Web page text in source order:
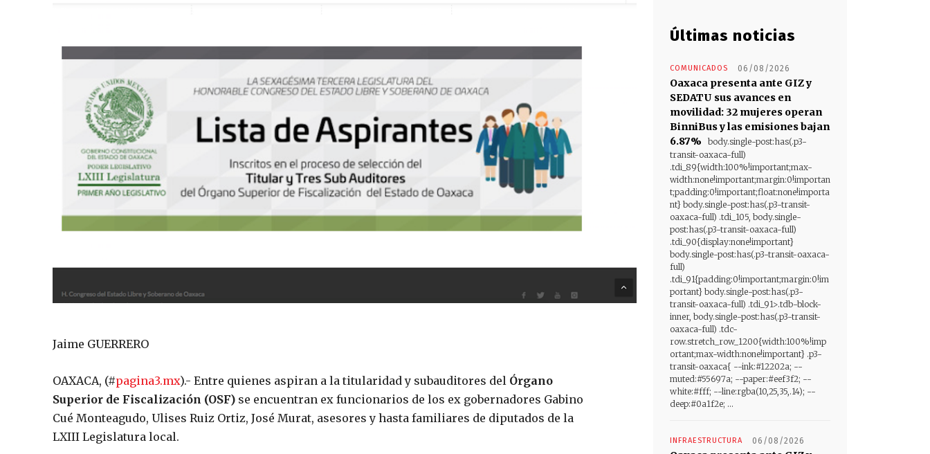
Jaime GUERRERO
OAXACA, (#pagina3.mx).- Entre quienes aspiran a la titularidad y subauditores del Órgano
Superior de Fiscalización (OSF) se encuentran ex funcionarios de los ex gobernadores Gabino
Cué Monteagudo, Ulises Ruiz Ortiz, José Murat, asesores y hasta familiares de diputados de la
LXIII Legislatura local.
Últimas noticias
COMUNICADOS 06/08/2026
Oaxaca presenta ante GIZ y
SEDATU sus avances en
movilidad: 32 mujeres operan
BinniBus y las emisiones bajan
6.87%
body.single-post:has(.p3-
transit-oaxaca-full)
.tdi_89{width:100%!important;max-
width:none!important;margin:0!importan
t;padding:0!important;float:none!importa
nt} body.single-post:has(.p3-transit-
oaxaca-full) .tdi_105, body.single-
post:has(.p3-transit-oaxaca-full)
.tdi_90{display:none!important}
body.single-post:has(.p3-transit-oaxaca-
full)
.tdi_91{padding:0!important;margin:0!im
portant} body.single-post:has(.p3-
transit-oaxaca-full) .tdi_91>.tdb-block-
inner, body.single-post:has(.p3-transit-
oaxaca-full) .tdc-
row.stretch_row_1200{width:100%!imp
ortant;max-width:none!important} .p3-
transit-oaxaca{ --ink:#12202a; --
muted:#55697a; --paper:#eef3f2; --
white:#fff; --line:rgba(10,25,35,.14); --
deep:#0a1f2e; ...
INFRAESTRUCTURA 06/08/2026